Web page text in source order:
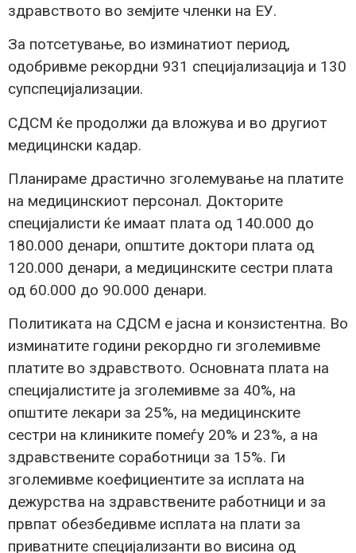
здравството во земјите членки на ЕУ.
За потсетување, во изминатиот период,
одобривме рекордни 931 специјализација и 130
супспецијализации.
СДСМ ќе продолжи да вложува и во другиот
медицински кадар.
Планираме драстично зголемување на платите
на медицинскиот персонал. Докторите
специјалисти ќе имаат плата од 140.000 до
180.000 денари, општите доктори плата од
120.000 денари, а медицинските сестри плата
од 60.000 до 90.000 денари.
Политиката на СДСМ е јасна и конзистентна. Во
изминатите години рекордно ги зголемивме
платите во здравството. Основната плата на
специјалистите ја зголемивме за 40%, на
општите лекари за 25%, на медицинските
сестри на клиниките помеѓу 20% и 23%, а на
здравствените соработници за 15%. Ги
зголемивме коефициентите за исплата на
дежурства на здравствените работници и за
првпат обезбедивме исплата на плати за
приватните специјализанти во висина од